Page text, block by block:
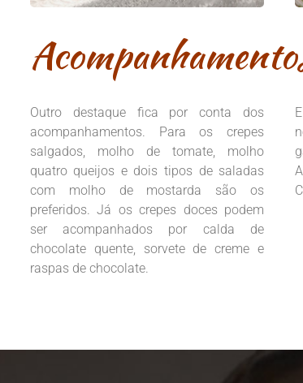
Outro destaque fica por conta dos
acompanhamentos. Para os crepes
salgados, molho de tomate, molho
quatro queijos e dois tipos de saladas
com molho de mostarda são os
preferidos. Já os crepes doces podem
ser acompanhados por calda de
chocolate quente, sorvete de creme e
raspas de chocolate.